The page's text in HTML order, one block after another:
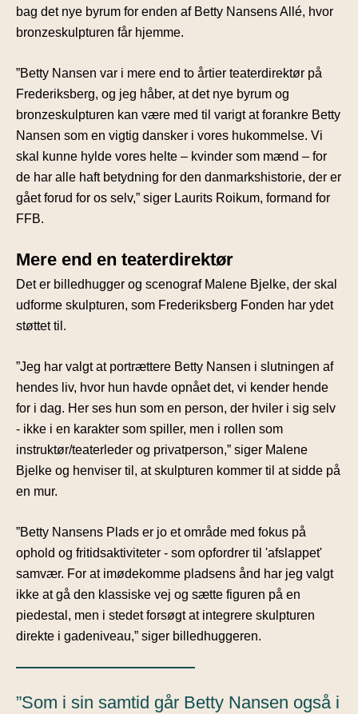
bag det nye byrum for enden af Betty Nansens Allé, hvor
bronzeskulpturen får hjemme.
”Betty Nansen var i mere end to årtier teaterdirektør på
Frederiksberg, og jeg håber, at det nye byrum og
bronzeskulpturen kan være med til varigt at forankre Betty
Nansen som en vigtig dansker i vores hukommelse. Vi
skal kunne hylde vores helte – kvinder som mænd – for
de har alle haft betydning for den danmarkshistorie, der er
gået forud for os selv,” siger Laurits Roikum, formand for
FFB.
Mere end en teaterdirektør
Det er billedhugger og scenograf Malene Bjelke, der skal
udforme skulpturen, som Frederiksberg Fonden har ydet
støttet til.
”Jeg har valgt at portrættere Betty Nansen i slutningen af
hendes liv, hvor hun havde opnået det, vi kender hende
for i dag. Her ses hun som en person, der hviler i sig selv
- ikke i en karakter som spiller, men i rollen som
instruktør/teaterleder og privatperson,” siger Malene
Bjelke og henviser til, at skulpturen kommer til at sidde på
en mur.
”Betty Nansens Plads er jo et område med fokus på
ophold og fritidsaktiviteter - som opfordrer til 'afslappet'
samvær. For at imødekomme pladsens ånd har jeg valgt
ikke at gå den klassiske vej og sætte figuren på en
piedestal, men i stedet forsøgt at integrere skulpturen
direkte i gadeniveau,” siger billedhuggeren.
”Som i sin samtid går Betty Nansen også i